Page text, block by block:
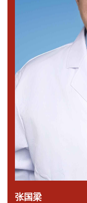
张国梁